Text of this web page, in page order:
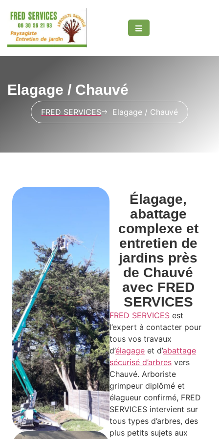
Elagage / Chauvé
FRED SERVICES Elagage / Chauvé
Élagage,
abattage
complexe et
entretien de
jardins près
de Chauvé
avec FRED
SERVICES
FRED SERVICES est
l’expert à contacter pour
tous vos travaux
d’élagage et d’abattage
sécurisé d’arbres vers
Chauvé. Arboriste
grimpeur diplômé et
élagueur confirmé, FRED
SERVICES intervient sur
tous types d’arbres, des
plus petits sujets aux